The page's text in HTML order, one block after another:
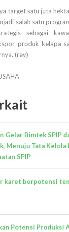
target satu juta
salah satu
sebagai
produk kelapa
(rey)
Gelar Bimtek SPIP
Menuju Tata Kelola
SPIP
karet berpotensi
Potensi Produksi